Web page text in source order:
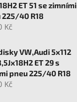
ET 51 se zimními
225/40 R18
Kč
VW,Audi 5x112
ET 29 s
pneu 225/40 R18
Kč